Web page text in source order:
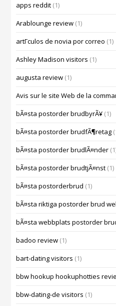
apps reddit (1)
Arablounge review (1)
artГ­culos de novia por correo (1)
Ashley Madison visitors (1)
augusta review (1)
Avis sur le site Web de la
bÃ¤sta postorder brudbyrÃ¥ (1)
bÃ¤sta postorder brudfÃ¶retag
bÃ¤sta postorder brudlÃ¤nder
bÃ¤sta postorder brudtjÃ¤nst (1)
bÃ¤sta postorderbrud (1)
bÃ¤sta riktiga postorder brud
bÃ¤sta webbplats postorder
badoo review (1)
bart-dating visitors (1)
bbw hookup hookuphotties
bbw-dating-de visitors (1)